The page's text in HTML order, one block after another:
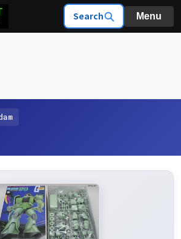
Search Menu